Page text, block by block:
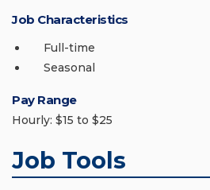
Job Characteristics
Full-time
Seasonal
Pay Range
Hourly: $15 to $25
Job Tools